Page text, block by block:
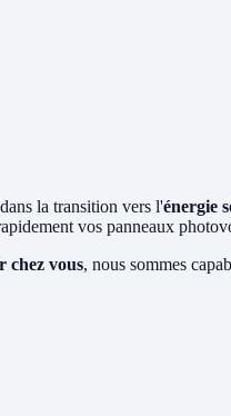
la transition vers l'énergie
vos panneaux
chez vous, nous sommes